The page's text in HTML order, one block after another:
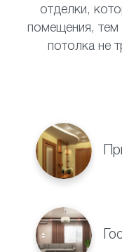
отделки,
помещения, тем
потолка не
выравнивания